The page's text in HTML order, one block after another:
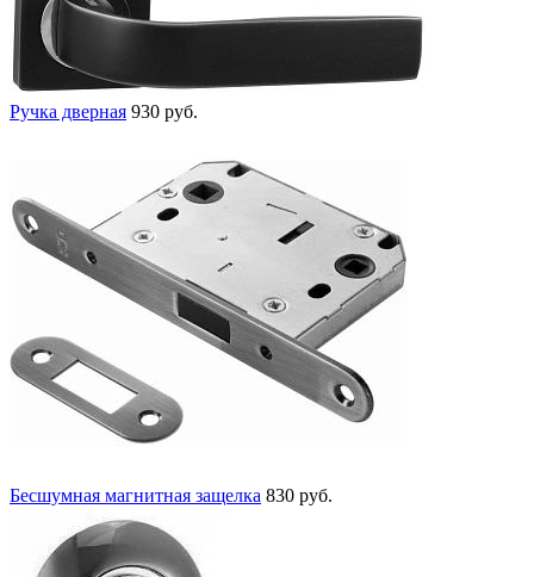
Ручка дверная 930 руб.
Бесшумная магнитная защелка 830 руб.